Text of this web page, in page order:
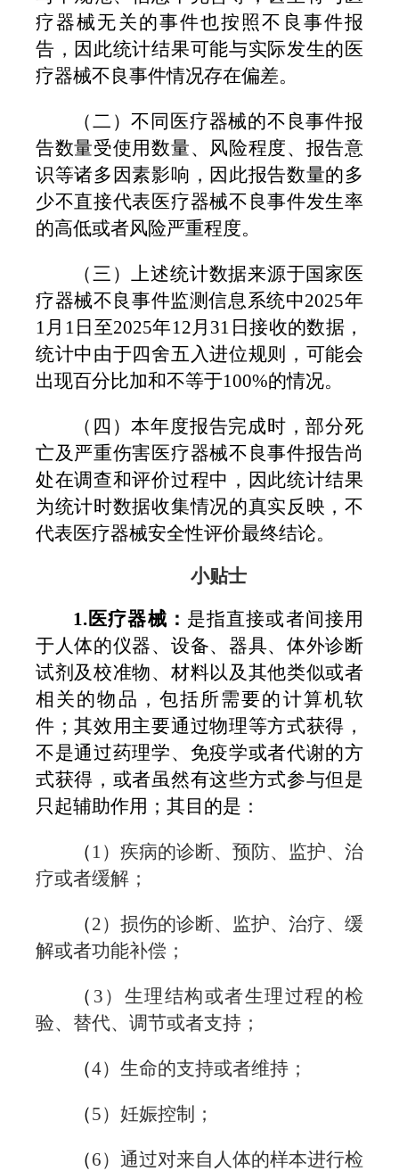
疗器械无关的事件也按照不良事件报
告，因此统计结果可能与实际发生的医
疗器械不良事件情况存在偏差。
（二）不同医疗器械的不良事件报
告数量受使用数量、风险程度、报告意
识等诸多因素影响，因此报告数量的多
少不直接代表医疗器械不良事件发生率
的高低或者风险严重程度。
（三）上述统计数据来源于国家医
疗器械不良事件监测信息系统中2025年
1月 1 日至2025年12月 31 日接收的数据，
统计中由于四舍五入进位规则，可能会
出现百分比加和不等于100%的情况。
（四）本年度报告完成时，部分死
亡及严重伤害医疗器械不良事件报告尚
处在调查和评价过程中，因此统计结果
为统计时数据收集情况的真实反映，不
代表医疗器械安全性评价最终结论。
小贴士
1.医疗器械： 是指直接或者间接用
于人体的仪器、设备、器具、体外诊断
试剂及校准物、材料以及其他类似或者
相关的物品，包括所需要的计算机软
件；其效用主要通过物理等方式获得，
不是通过药理学、免疫学或者代谢的方
式获得，或者虽然有这些方式参与但是
只起辅助作用；其目的是：
（ 1）疾病的诊断、预防、监护、治
疗或者缓解；
（2）损伤的诊断、监护、治疗、缓
解或者功能补偿；
（ 3 ）生理结构或者生理过程的检
验、替代、调节或者支持；
（4）生命的支持或者维持；
（5）妊娠控制；
（6）通过对来自人体的样本进行检